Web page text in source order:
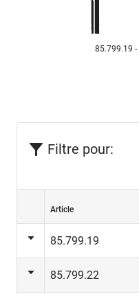
85.799.19 -
Filtre pour:
Article
85.799.19
85.799.22